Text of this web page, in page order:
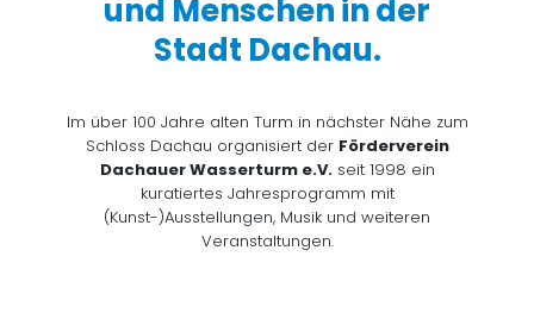
und Menschen in der
Stadt Dachau.
Im über 100 Jahre alten Turm in nächster Nähe zum
Schloss Dachau organisiert der Förderverein
Dachauer Wasserturm e.V.seit 1998 ein
kuratiertes Jahresprogramm mit
(Kunst-)Ausstellungen, Musik und weiteren
Veranstaltungen.